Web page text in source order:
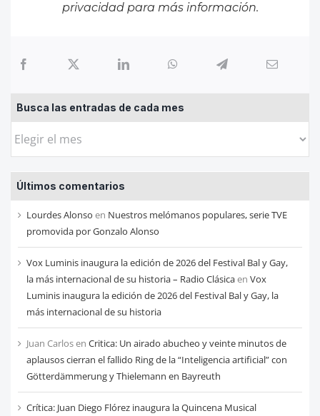
privacidadpara más información.
Busca las entradas de cada mes
Busca
entradas
de
cada
mes
Últimos comentarios
Lourdes Alonso en Nuestros melómanos populares, serie TVE
promovida por Gonzalo Alonso
Vox Luminis inaugura la edición de 2026 del Festival Bal y Gay,
la más internacional de su historia – Radio Clásicaen Vox
Luminis inaugura la edición de 2026 del Festival Bal y Gay, la
más internacional de su historia
Juan Carlosen Critica: Un airado abucheo y veinte minutos de
aplausos cierran el fallido Ring de la “Inteligencia artificial” con
Götterdämmerung y Thielemann en Bayreuth
Crítica: Juan Diego Flórez inaugura la Quincena Musical